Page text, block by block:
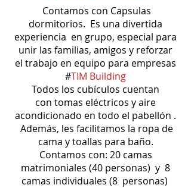
Contamos con Capsulas
dormitorios. Es una divertida
experiencia en grupo, especial para
unir las familias, amigos y reforzar
el trabajo en equipo para empresas
#TIM Building
Todos los cubículos cuentan
con tomas eléctricos y aire
acondicionado en todo el pabellón .
Además, les facilitamos la ropa de
cama y toallas para baño.
Contamos con: 20 camas
matrimoniales (40 personas) y 8
camas individuales (8 personas)